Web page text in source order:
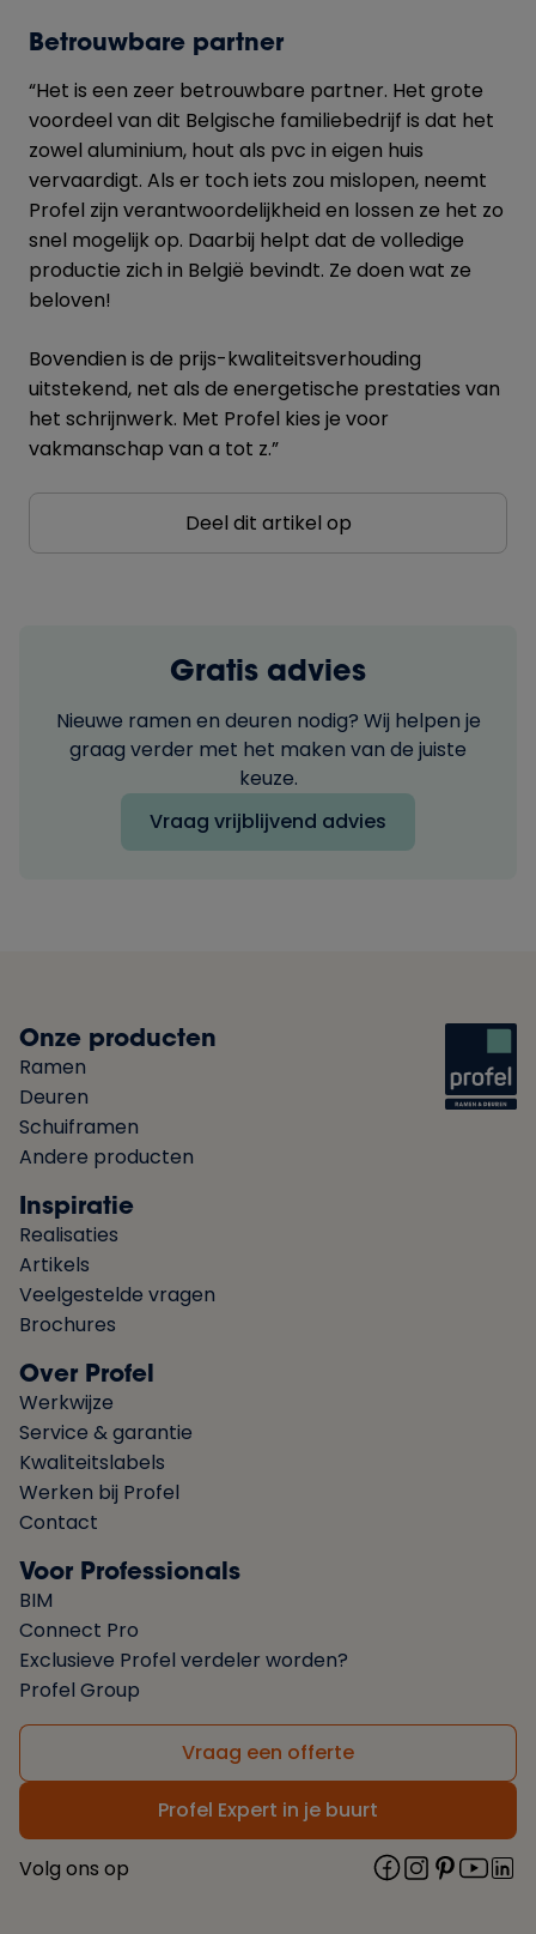
Betrouwbare partner
“Het is een zeer betrouwbare partner. Het grote
voordeel van dit Belgische familiebedrijf is dat het
zowel aluminium, hout als pvc in eigen huis
vervaardigt. Als er toch iets zou mislopen, neemt
Profel zijn verantwoordelijkheid en lossen ze het zo
snel mogelijk op. Daarbij helpt dat de volledige
productie zich in België bevindt. Ze doen wat ze
beloven!
Bovendien is de prijs-kwaliteitsverhouding
uitstekend, net als de energetische prestaties van
het schrijnwerk. Met Profel kies je voor
vakmanschap van a tot z.”
Deel dit artikel op
Gratis advies
Nieuwe ramen en deuren nodig? Wij helpen je
graag verder met het maken van de juiste
keuze.
Vraag vrijblijvend advies
Onze producten
Ramen
Deuren
Schuiframen
Andere producten
Inspiratie
Realisaties
Artikels
Veelgestelde vragen
Brochures
Over Profel
Werkwijze
Service & garantie
Kwaliteitslabels
Werken bij Profel
Contact
Voor Professionals
BIM
Connect Pro
Exclusieve Profel verdeler worden?
Profel Group
Vraag een offerte
Profel Expert in je buurt
Volg ons op